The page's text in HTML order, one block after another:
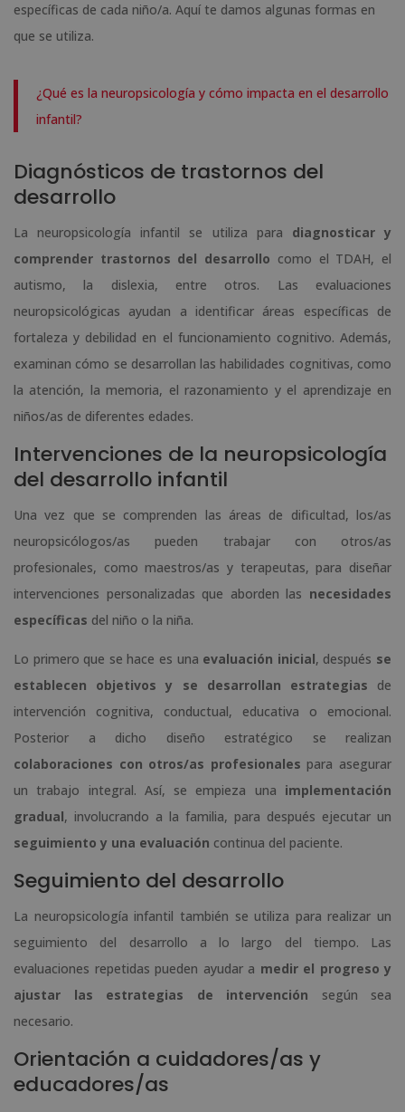
específicas de cada niño/a. Aquí te damos algunas formas en
que se utiliza.
¿Qué es la neuropsicología y cómo impacta en el desarrollo
infantil?
Diagnósticos de trastornos del
desarrollo
La neuropsicología infantil se utiliza para diagnosticar y
comprender trastornos del desarrollo como el TDAH, el
autismo, la dislexia, entre otros. Las evaluaciones
neuropsicológicas ayudan a identificar áreas específicas de
fortaleza y debilidad en el funcionamiento cognitivo. Además,
examinan cómo se desarrollan las habilidades cognitivas, como
la atención, la memoria, el razonamiento y el aprendizaje en
niños/as de diferentes edades.
Intervenciones de la neuropsicología
del desarrollo infantil
Una vez que se comprenden las áreas de dificultad, los/as
neuropsicólogos/as pueden trabajar con otros/as
profesionales, como maestros/as y terapeutas, para diseñar
intervenciones personalizadas que aborden las necesidades
específicas del niño o la niña.
Lo primero que se hace es una evaluación inicial, después se
establecen objetivos y se desarrollan estrategias de
intervención cognitiva, conductual, educativa o emocional.
Posterior a dicho diseño estratégico se realizan
colaboraciones con otros/as profesionales para asegurar
un trabajo integral. Así, se empieza una implementación
gradual, involucrando a la familia, para después ejecutar un
seguimiento y una evaluación continua del paciente.
Seguimiento del desarrollo
La neuropsicología infantil también se utiliza para realizar un
seguimiento del desarrollo a lo largo del tiempo. Las
evaluaciones repetidas pueden ayudar a medir el progreso y
ajustar las estrategias de intervención según sea
necesario.
Orientación a cuidadores/as y
educadores/as